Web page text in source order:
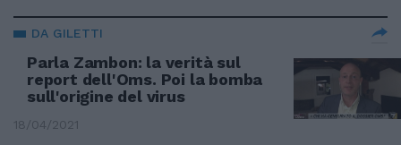
DA GILETTI
Parla Zambon: la verità sul
report dell'Oms. Poi la bomba
sull'origine del virus
18/04/2021